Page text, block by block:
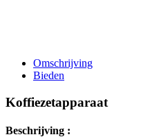
Omschrijving
Bieden
Koffiezetapparaat
Beschrijving :